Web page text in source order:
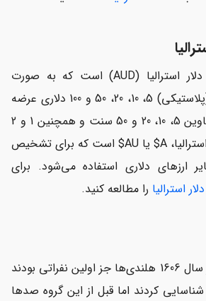
پول ملی این کشور، دلار استرالیا (AUD) است که به صورت
اسکناس‌های پلیمری (پلاستیکی) 5، 10، 20، 50 و 100 دلاری عرضه
می‌شود. سکه‌ها در عناوین 5، 10، 20 و 50 سنت و همچنین 1 و 2
دلار هستند. نماد دلار استرالیا، A$ یا AU$ است که برای تشخیص
ارزهای دلاری استفاده می‌شود. برای
دلار استرالیا را مطالعه کنید.
طبق منابع تاریخی، در سال 1606 هلندی‌ها جز اولین نفراتی بودند
کردند اما قبل از این گروه صدها